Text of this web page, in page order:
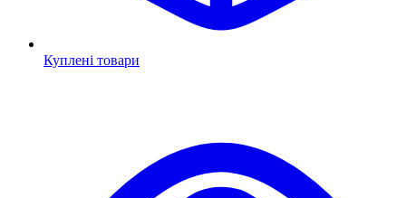
Куплені товари